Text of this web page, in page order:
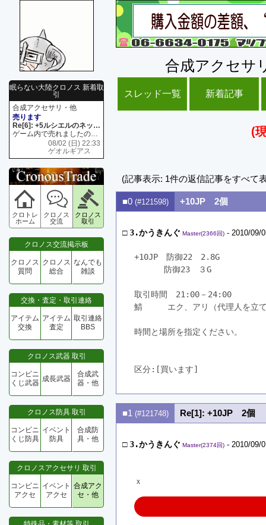
眠らない大陸クロノス 新着取
引
合成アクセサリ・他
売ります
Re[6]: +5ルシエルのネックレス
ゲーム内で売れましたので 在庫がネク1 リング4 となります リングのお値段は80G といたします
08/02 (日) 22:33
ゲオルギアス
クロトレ
ホーム
クロノス
交流
クロノス
取引
クロノス交流掲示板
クロノス
質問
クロノス
総合
なんでも
雑談
交換・査定・取引連絡
アイテム
交換
アイテム
査定
取引連絡
BBS
クロノス武器 取引
コンビニ
くじ武器 成長武器
合成武
器・他
クロノス防具 取引
コンビニ
くじ防具
イベント
防具
合成防
具・他
クロノスアクセサリ 取引
コンビニ
アクセ
イベント
アクセ
合成アク
セ・他
合成アクセサ
スレッド一覧 新着記事
(
(記事表示: 1件の返信記事をすべて
■0 (#121598) +10JP 2個
□3.かうきんぐ Master(2366回) - 2010/09/
+10JP　防御22　2.8G
防御23　３G
取引時間　21:00－24:00
鯖　　　エク、アリ（代理人を立
時間と場所を指定ください。
区分:[買います]
■1 (#121748) Re[1]: +10JP 2個
□3.かうきんぐ Master(2374回) - 2010/09/
ｘ